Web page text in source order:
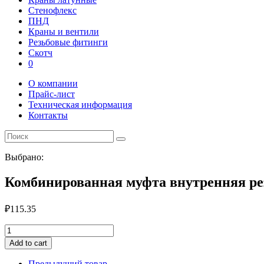
Стенофлекс
ПНД
Краны и вентили
Резьбовые фитинги
Скотч
0
О компании
Прайс-лист
Техническая информация
Контакты
Выбрано:
Комбинированная муфта внутренняя
₽115.35
Комбинированная
муфта
внутренняя
резьба
Add to cart